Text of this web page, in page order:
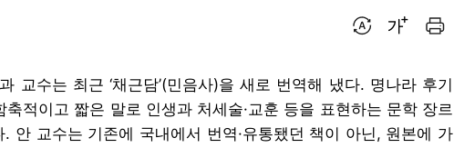
교수는 최근 ‘채근담’(민음사)을 새로 번역해 냈다. 명나라 후기
적이고 짧은 말로 인생과 처세술·교훈 등을 표현하는 문학 장르
안 교수는 기존에 국내에서 번역·유통됐던 책이 아닌, 원본에 가